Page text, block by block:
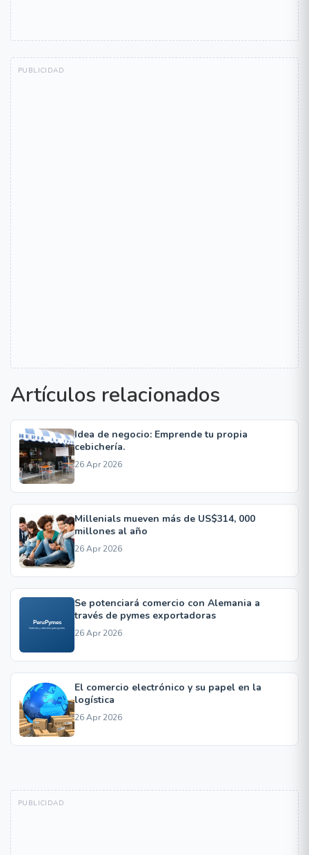
Artículos relacionados
Idea de negocio: Emprende tu propia
cebichería.
26 Apr 2026
Millenials mueven más de US$314, 000
millones al año
26 Apr 2026
Se potenciará comercio con Alemania a
través de pymes exportadoras
26 Apr 2026
El comercio electrónico y su papel en la
logística
26 Apr 2026